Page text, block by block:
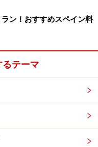
族だったため、ガウ
部は広くなく、部屋
れています。外観から
りとガウディ部分と増
ます。
ン！おすすめスペイン料
るテーマ